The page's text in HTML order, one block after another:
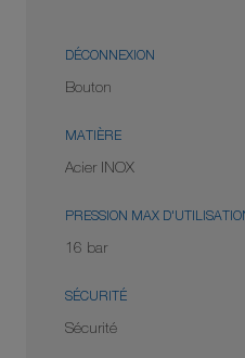
DÉCONNEXION
Bouton
MATIÈRE
Acier INOX
PRESSION MAX
16 bar
SÉCURITÉ
Sécurité